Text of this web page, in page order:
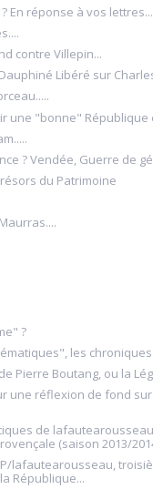
En réponse à vos
contre Villepin...
Libéré sur
une "bonne" République
? Vendée, Guerre de
du Patrimoine
?
les chroniques
Pierre Boutang, ou la
une réflexion de fond
de
(saison 2013/
lafautearousseau,
République...